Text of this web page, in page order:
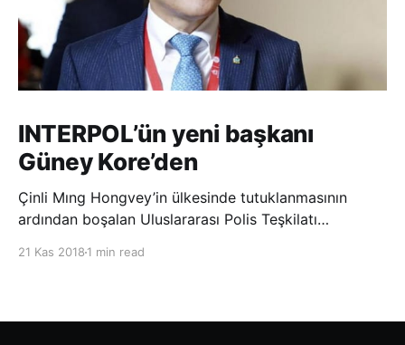
INTERPOL’ün yeni başkanı
Güney Kore’den
Çinli Mıng Hongvey’in ülkesinde tutuklanmasının
ardından boşalan Uluslararası Polis Teşkilatı
21 Kas 2018 1 min read